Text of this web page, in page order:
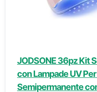
JODSONE 36pz Kit
con Lampade UV
Semipermanente